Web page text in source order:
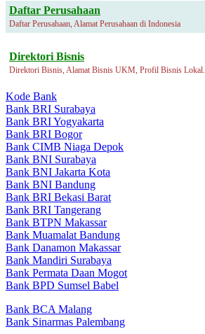
Daftar Perusahaan
Daftar Perusahaan, Alamat Perusahaan di Indonesia
Direktori Bisnis
Direktori Bisnis, Alamat Bisnis UKM, Profil Bisnis Lokal.
Kode Bank
Bank BRI Surabaya
Bank BRI Yogyakarta
Bank BRI Bogor
Bank CIMB Niaga Depok
Bank BNI Surabaya
Bank BNI Jakarta Kota
Bank BNI Bandung
Bank BRI Bekasi Barat
Bank BRI Tangerang
Bank BTPN Makassar
Bank Muamalat Bandung
Bank Danamon Makassar
Bank Mandiri Surabaya
Bank Permata Daan Mogot
Bank BPD Sumsel Babel
Bank BCA Malang
Bank Sinarmas Palembang